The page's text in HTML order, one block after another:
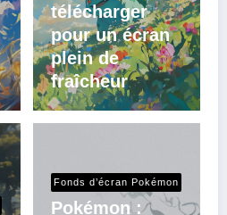
télécharger
pour un écran
plein de
fraîcheur
Fonds d’écran Pokémon
Pokémon :